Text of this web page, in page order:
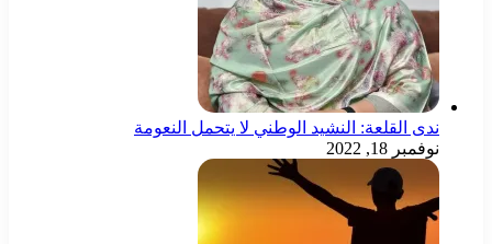
ندى القلعة: النشيد الوطني لا يتحمل النعومة
نوفمبر 18, 2022